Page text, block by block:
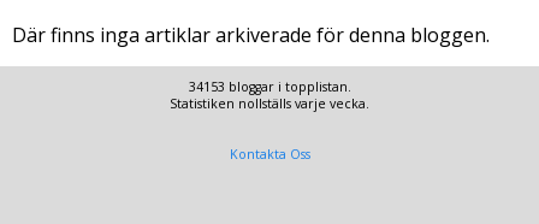
Där finns inga artiklar arkiverade för denna bloggen.
34153 bloggar i topplistan.
Statistiken nollställs varje vecka.
Kontakta Oss